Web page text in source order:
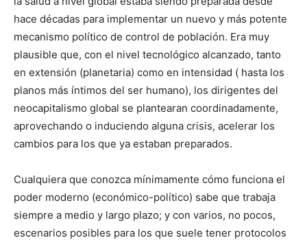
hace décadas para implementar un nuevo y más potente
mecanismo político de control de población. Era muy
plausible que, con el nivel tecnológico alcanzado, tanto
en extensión (planetaria) como en intensidad ( hasta los
planos más íntimos del ser humano), los dirigentes del
neocapitalismo global se plantearan coordinadamente,
aprovechando o induciendo alguna crisis, acelerar los
cambios para los que ya estaban preparados.
Cualquiera que conozca mínimamente cómo funciona el
poder moderno (económico-político) sabe que trabaja
siempre a medio y largo plazo; y con varios, no pocos,
escenarios posibles para los que suele tener protocolos